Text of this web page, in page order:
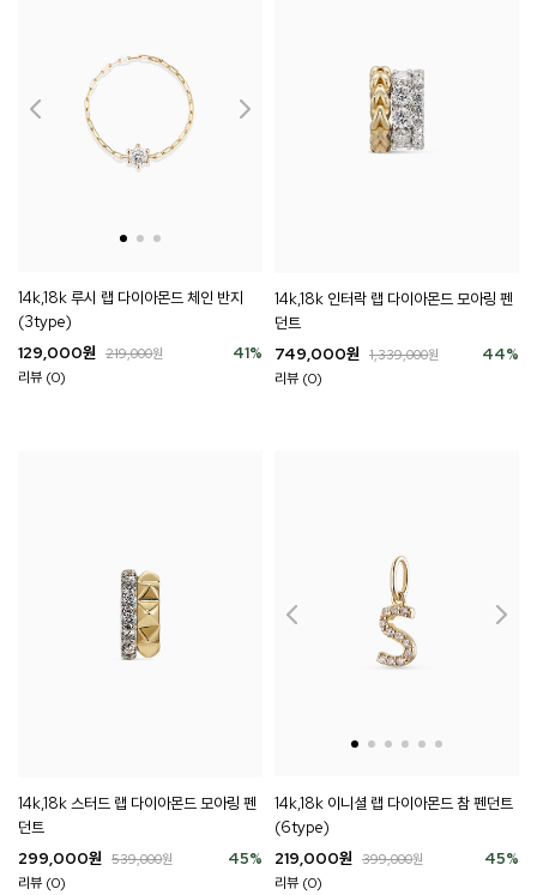
14k,18k 루시 랩 다이아몬드 체인 반지
(3type)
41%
129,000원 219,000원
리뷰 (0)
14k,18k 인터락 랩 다이아몬드 모아링 펜
던트
44%
749,000원 1,339,000원
리뷰 (0)
14k,18k 스터드 랩 다이아몬드 모아링 펜
던트
45%
299,000원 539,000원
리뷰 (0)
14k,18k 이니셜 랩 다이아몬드 참 펜던트
(6type)
45%
219,000원 399,000원
리뷰 (0)